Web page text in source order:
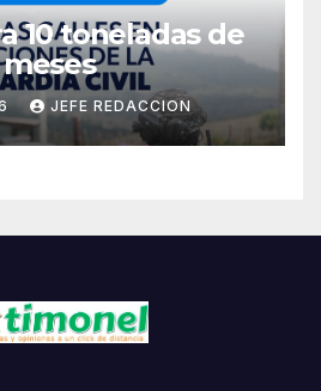
10 toneladas de
JEFE REDACCION